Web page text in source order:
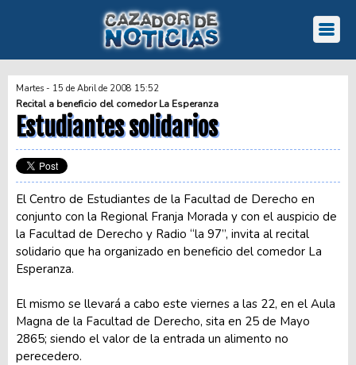
Martes - 15 de Abril de 2008 15:52
Recital a beneficio del comedor La Esperanza
Estudiantes solidarios
El Centro de Estudiantes de la Facultad de Derecho en
conjunto con la Regional Franja Morada y con el auspicio de
la Facultad de Derecho y Radio “la 97”, invita al recital
solidario que ha organizado en beneficio del comedor La
Esperanza.
El mismo se llevará a cabo este viernes a las 22, en el Aula
Magna de la Facultad de Derecho, sita en 25 de Mayo
2865; siendo el valor de la entrada un alimento no
perecedero.